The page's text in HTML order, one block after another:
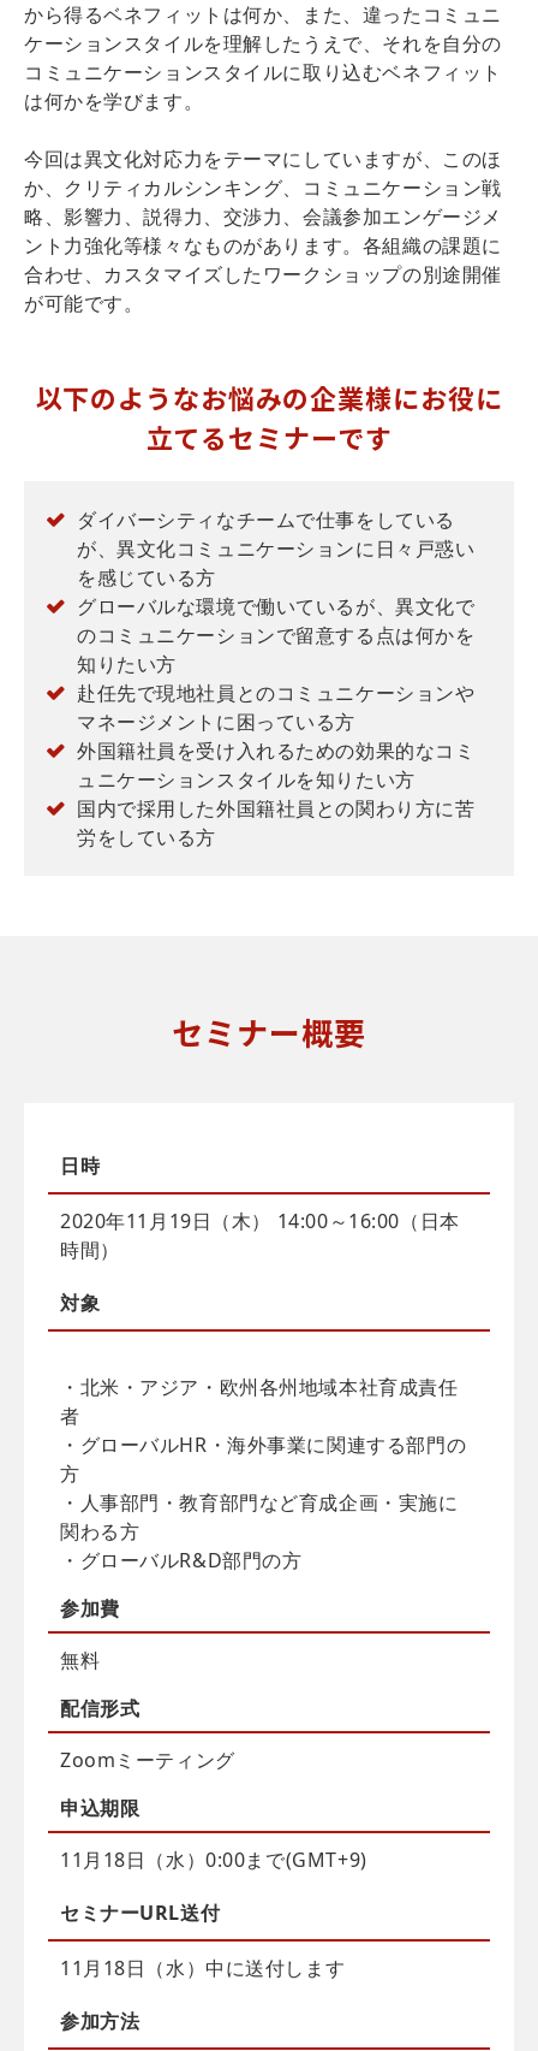
から得るベネフィットは何か、また、違ったコミュニ
ケーションスタイルを理解したうえで、それを自分の
コミュニケーションスタイルに取り込むベネフィット
は何かを学びます。
今回は異文化対応力をテーマにしていますが、このほ
か、クリティカルシンキング、コミュニケーション戦
略、影響力、説得力、交渉力、会議参加エンゲージメ
ント力強化等様々なものがあります。各組織の課題に
合わせ、カスタマイズしたワークショップの別途開催
が可能です。
以下のようなお悩みの企業様にお役に
立てるセミナーです
ダイバーシティなチームで仕事をしている
が、異文化コミュニケーションに日々戸惑い
を感じている方
グローバルな環境で働いているが、異文化で
のコミュニケーションで留意する点は何かを
知りたい方
赴任先で現地社員とのコミュニケーションや
マネージメントに困っている方
外国籍社員を受け入れるための効果的なコミ
ュニケーションスタイルを知りたい方
国内で採用した外国籍社員との関わり方に苦
労をしている方
セミナー概要
日時
2020年11月19日（木） 14:00～16:00（日本
時間）
対象
・北米・アジア・欧州各州地域本社育成責任
者
・グローバルHR・海外事業に関連する部門の
方
・人事部門・教育部門など育成企画・実施に
関わる方
・グローバルR&D部門の方
参加費
無料
配信形式
Zoomミーティング
申込期限
11月18日（水）0:00まで(GMT+9)
セミナーURL送付
11月18日（水）中に送付します
参加方法